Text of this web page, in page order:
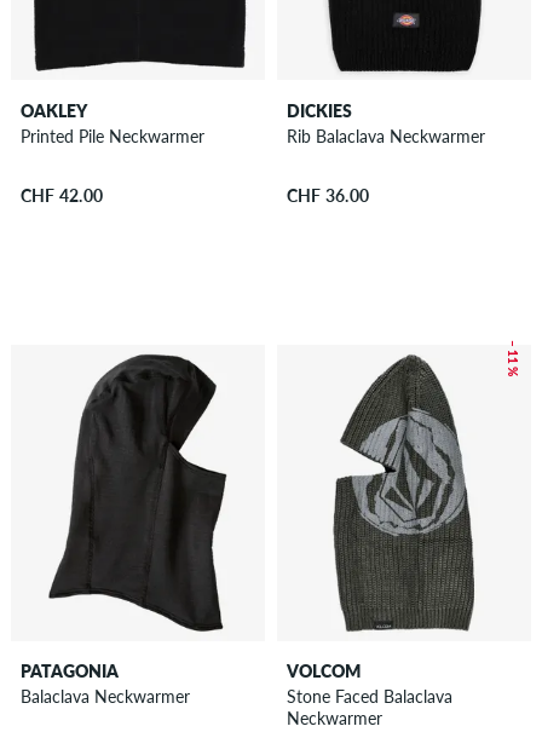
OAKLEY
Printed Pile Neckwarmer
CHF 42.00
DICKIES
Rib Balaclava Neckwarmer
CHF 36.00
PATAGONIA
Balaclava Neckwarmer
– 11 %
VOLCOM
Stone Faced Balaclava
Neckwarmer